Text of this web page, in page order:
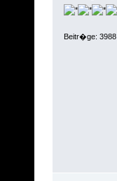
Beitr�ge: 3988